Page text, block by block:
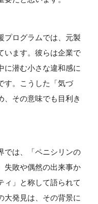
ログラムでは、元製
います。彼らは企業で
に潜む小さな違和感に
す。こうした「気づ
、その意味でも目利き
は、「ペニシリンの
失敗や偶然の出来事か
ィ」と称して語られて
大発見は、その背景に